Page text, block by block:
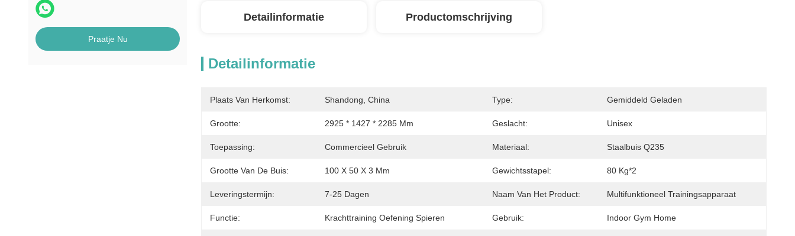
Praatje Nu
Detailinformatie Productomschrijving
Detailinformatie
Plaats Van Herkomst: Shandong, China Type: Gemiddeld Geladen
Grootte: 2925 * 1427 * 2285 Mm Geslacht: Unisex
Toepassing: Commercieel Gebruik Materiaal: Staalbuis Q235
Grootte Van De Buis: 100 X 50 X 3 Mm Gewichtsstapel: 80 Kg*2
Leveringstermijn: 7-25 Dagen Naam Van Het Product: Multifunktioneel Trainingsapparaat
Functie: Krachttraining Oefening Spieren Gebruik: Indoor Gym Home